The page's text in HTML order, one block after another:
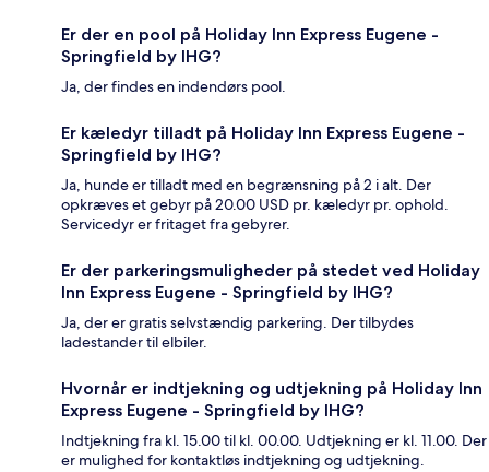
Er der en pool på Holiday Inn Express Eugene -
Springfield by IHG?
Ja, der findes en indendørs pool.
Er kæledyr tilladt på Holiday Inn Express Eugene -
Springfield by IHG?
Ja, hunde er tilladt med en begrænsning på 2 i alt. Der
opkræves et gebyr på 20.00 USD pr. kæledyr pr. ophold.
Servicedyr er fritaget fra gebyrer.
Er der parkeringsmuligheder på stedet ved Holiday
Inn Express Eugene - Springfield by IHG?
Ja, der er gratis selvstændig parkering. Der tilbydes
ladestander til elbiler.
Hvornår er indtjekning og udtjekning på Holiday Inn
Express Eugene - Springfield by IHG?
Indtjekning fra kl. 15.00 til kl. 00.00. Udtjekning er kl. 11.00. Der
er mulighed for kontaktløs indtjekning og udtjekning.